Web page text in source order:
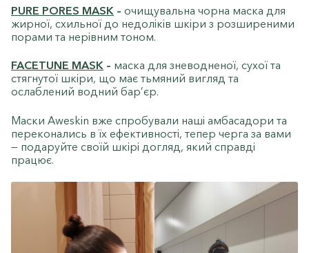
PURE PORES MASK – очищувальна чорна маска для
жирної, схильної до недоліків шкіри з розширеними
порами та нерівним тоном.
FACETUNE MASK – маска для зневодненої, сухої та
стягнутої шкіри, що має тьмяний вигляд та
ослаблений водний бар’єр.
Маски Aweskin вже спробували наші амбасадори та
переконались в їх ефективності, тепер черга за вами
— подаруйте своїй шкірі догляд, який справді
працює.